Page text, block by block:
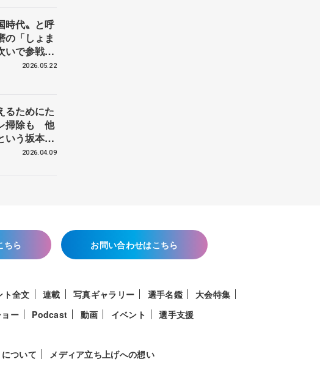
時代〟と呼
「しょま
いで参戦
2026.05.22
るためにた
掃除も 他
いう坂本花
2026.04.09
ちら お問い合わせはこちら
ト全文 連載 写真ギャラリー 選手名鑑
大会特集
ー Podcast 動画 イベント 選手支援
ついて メディア立ち上げへの想い